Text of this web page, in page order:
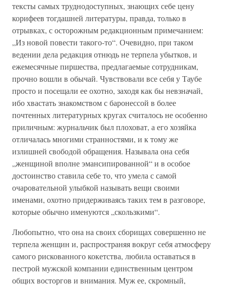
тексты самых труднодоступных, знающих себе цену
корифеев тогдашней литературы, правда, только в
отрывках, с осторожным редакционным примечанием:
„Из новой повести такого-то“. Очевидно, при таком
ведении дела редакция отнюдь не терпела убытков, и
ежемесячные пиршества, предлагаемые сотрудникам,
прочно вошли в обычай. Чувствовали все себя у Таубе
просто и посещали ее охотно, заходя как бы невзначай,
ибо хвастать знакомством с баронессой в более
почтенных литературных кругах считалось не особенно
приличным: журнальчик был плоховат, а его хозяйка
отличалась многими странностями, и к тому же
излишней свободой обращения. Называла она себя
„женщиной вполне эмансипированной“ и в особое
достоинство ставила себе то, что умела с самой
очаровательной улыбкой называть вещи своими
именами, охотно придерживаясь таких тем в разговоре,
которые обычно именуются „скользкими“.
Любопытно, что она на своих сборищах совершенно не
терпела женщин и, распространяя вокруг себя атмосферу
самого рискованного кокетства, любила оставаться в
пестрой мужской компании единственным центром
общих восторгов и внимания. Муж ее, скромный,